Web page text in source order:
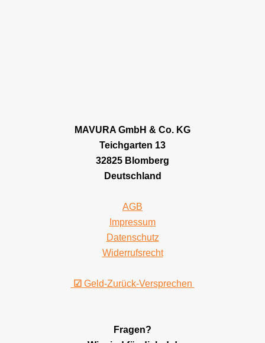
MAVURA GmbH & Co. KG
Teichgarten 13
32825 Blomberg
Deutschland
AGB
Impressum
Datenschutz
Widerrufsrecht
☑ Geld-Zurück-Versprechen
Fragen?